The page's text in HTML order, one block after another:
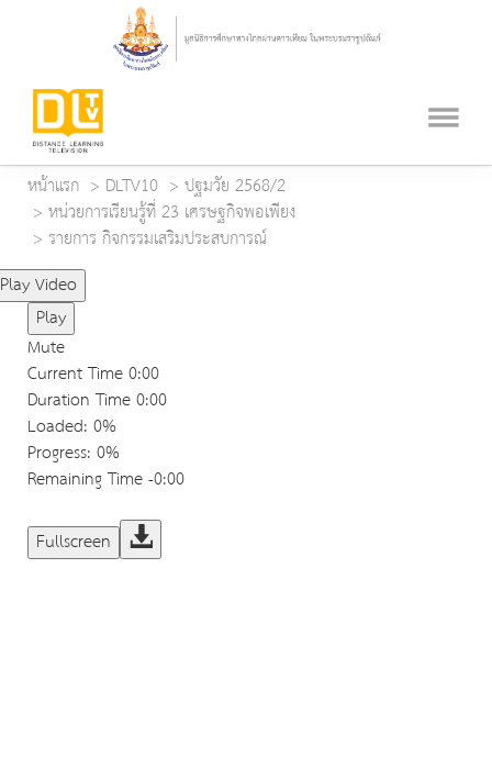
หน้าแรก DLTV10
ปฐมวัย 2568/2
หน่วยการเรียนรู้ที่ 23 เศรษฐกิจพอเพียง
รายการ กิจกรรมเสริมประสบการณ์
Play Video
Play
Mute
Current Time0:00
Duration Time0:00
Loaded: 0%
Progress: 0%
Remaining Time-0:00
Fullscreen